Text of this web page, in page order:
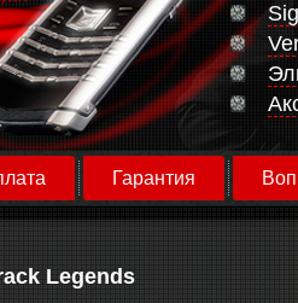
Гарантия
Legends